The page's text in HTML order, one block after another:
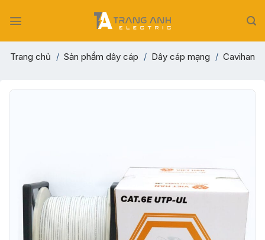
Trang chủ / Sản phẩm dây cáp / Dây cáp mạng / Cavihan